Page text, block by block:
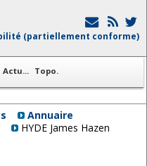
(partiellement conforme)
Actu... Topo.
Annuaire
HYDE James Hazen